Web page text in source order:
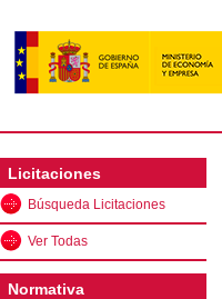
Licitaciones
Búsqueda Licitaciones
Ver Todas
Normativa